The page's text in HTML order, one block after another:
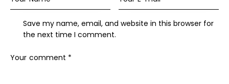
Save my name, email, and website in this browser for
the next time I comment.